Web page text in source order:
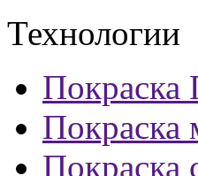
Технологии
Покраска